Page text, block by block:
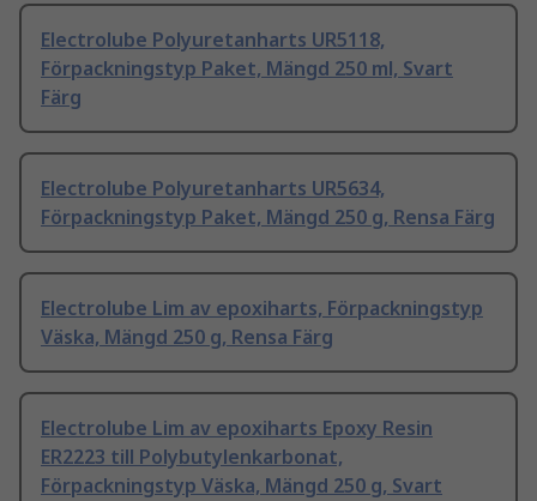
Electrolube Polyuretanharts UR5118,
Förpackningstyp Paket, Mängd 250 ml, Svart
Färg
Electrolube Polyuretanharts UR5634,
Förpackningstyp Paket, Mängd 250 g, Rensa Färg
Electrolube Lim av epoxiharts, Förpackningstyp
Väska, Mängd 250 g, Rensa Färg
Electrolube Lim av epoxiharts Epoxy Resin
ER2223 till Polybutylenkarbonat,
Förpackningstyp Väska, Mängd 250 g, Svart